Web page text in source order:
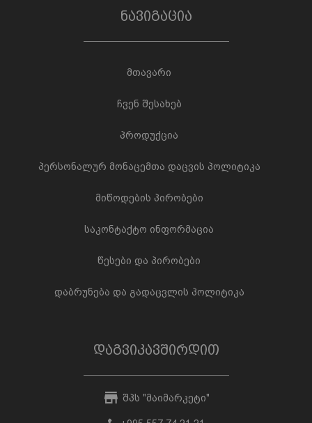
ნავიგაცია
მთავარი
ჩვენ შესახებ
პროდუქცია
პერსონალურ მონაცემთა დაცვის პოლიტიკა
მიწოდების პირობები
საკონტაქტო ინფორმაცია
წესები და პირობები
დაბრუნება და გადაცვლის პოლიტიკა
დაგვიკავშირდით
შპს "მაიმარკეტი"